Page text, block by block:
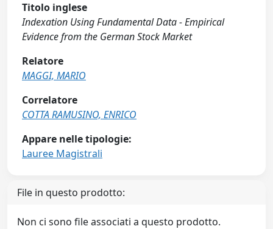
Titolo inglese
Indexation Using Fundamental Data - Empirical
Evidence from the German Stock Market
Relatore
MAGGI, MARIO
Correlatore
COTTA RAMUSINO, ENRICO
Appare nelle tipologie:
Lauree Magistrali
File in questo prodotto:
Non ci sono file associati a questo prodotto.